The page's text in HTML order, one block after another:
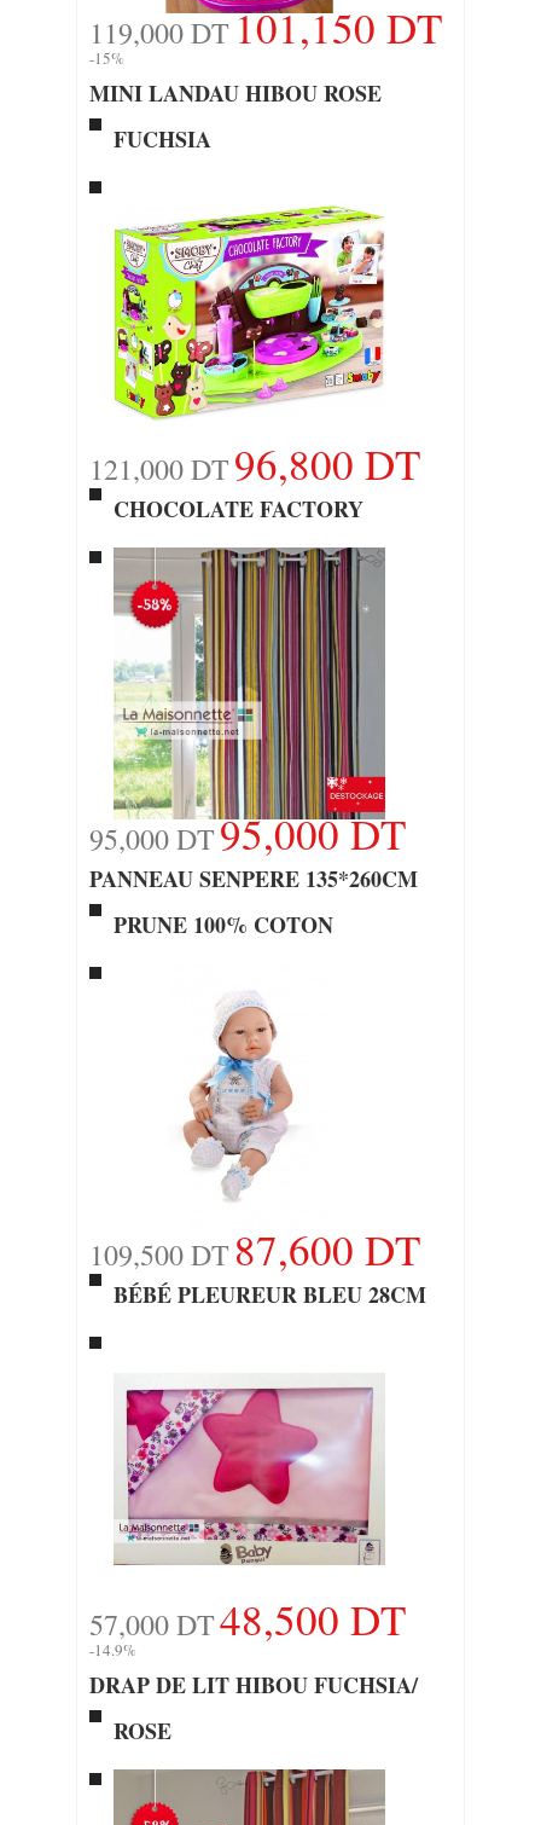
119,000 DT101,150 DT
-15%
MINI LANDAU HIBOU ROSE
FUCHSIA
121,000 DT96,800 DT
CHOCOLATE FACTORY
95,000 DT95,000 DT
PANNEAU SENPERE 135*260CM
PRUNE 100% COTON
109,500 DT87,600 DT
BÉBÉ PLEUREUR BLEU 28CM
57,000 DT48,500 DT
-14.9%
DRAP DE LIT HIBOU FUCHSIA/
ROSE